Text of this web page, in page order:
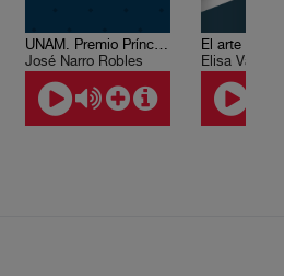
UNAM. Premio Príncipe de Asturias, de Comunicación y Humanidades, 2009
José Narro Robles
El arte
Elisa